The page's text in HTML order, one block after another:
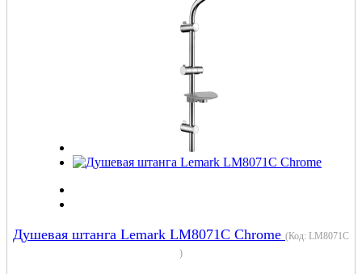
Душевая штанга Lemark LM8071C Chrome (Код: LM8071C
)